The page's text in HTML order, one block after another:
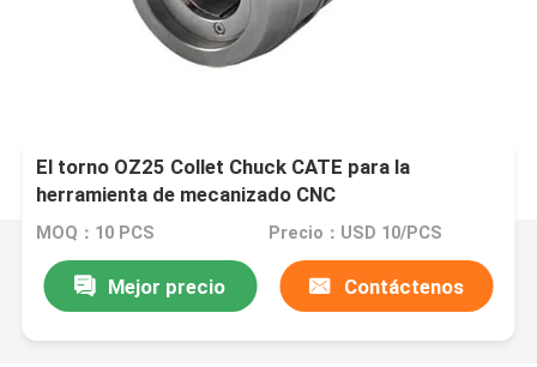
El torno OZ25 Collet Chuck CATE para la
herramienta de mecanizado CNC
MOQ：10 PCS Precio：USD 10/PCS
Mejor precio Contáctenos